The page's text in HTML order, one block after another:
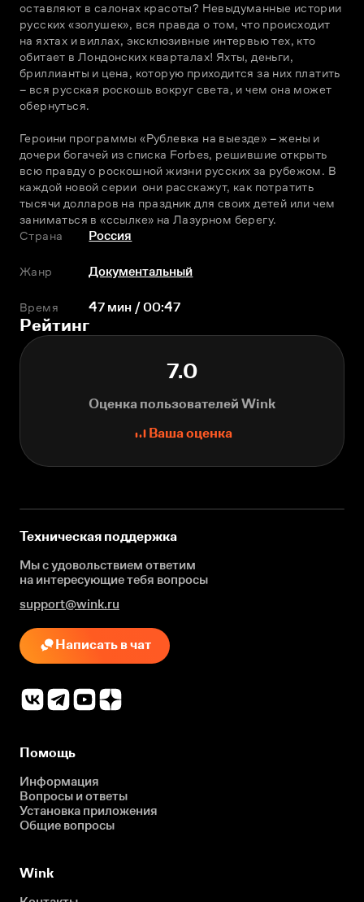
оставляют в салонах красоты? Невыдуманные истории
русских «золушек», вся правда о том, что происходит
на яхтах и виллах, эксклюзивные интервью тех, кто
обитает в Лондонских кварталах! Яхты, деньги,
бриллианты и цена, которую приходится за них платить
– вся русская роскошь вокруг света, и чем она может
обернуться.
Героини программы «Рублевка на выезде» – жены и
дочери богачей из списка Forbes, решившие открыть
всю правду о роскошной жизни русских за рубежом. В
каждой новой серии  они расскажут, как потратить
тысячи долларов на праздник для своих детей или чем
заниматься в «ссылке» на Лазурном берегу.
Страна
Россия
Жанр Документальный
Время 47 мин / 00:47
Рейтинг
7.0
Оценка пользователей Wink
Ваша оценка
Техническая поддержка
Мы с удовольствием ответим
на интересующиетебя вопросы
support@wink.ru
Написать в чат
Помощь
Информация
Вопросы и ответы
Установка приложения
Общие вопросы
Wink